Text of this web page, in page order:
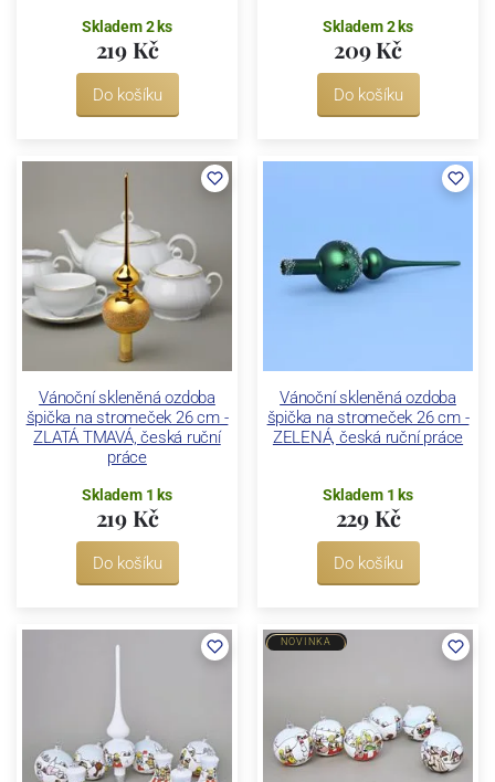
Skladem 2 ks
219 Kč
Do košíku
Skladem 2 ks
209 Kč
Do košíku
Vánoční skleněná ozdoba
špička na stromeček 26 cm -
ZLATÁ TMAVÁ, česká ruční
práce
Skladem 1 ks
219 Kč
Do košíku
Vánoční skleněná ozdoba
špička na stromeček 26 cm -
ZELENÁ, česká ruční práce
Skladem 1 ks
229 Kč
Do košíku
NOVINKA